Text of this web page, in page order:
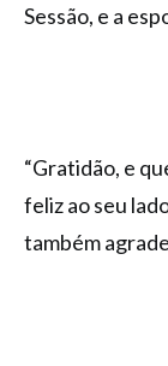
Sessão, e a
“Gratidão, e
feliz ao seu
também